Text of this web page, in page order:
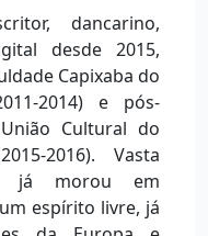
dancarino,
desde 2015,
Capixaba do
2014) e pós-
Cultural do
2016). Vasta
já morou em
espírito livre, já